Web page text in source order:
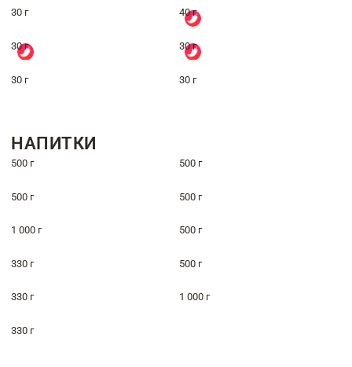
30 г 40 г
30 г 30 г
30 г 30 г
НАПИТКИ
500 г 500 г
500 г 500 г
1 000 г 500 г
330 г 500 г
330 г 1 000 г
330 г